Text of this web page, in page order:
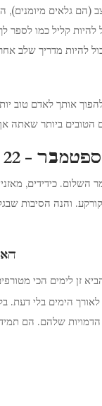
גלאים מיומנים),
להיות קליל כמו לספר
להיות מדריך שלב
אותך לאדם טוב
השלום. כידידים,
והנה הסיבות
זן לימים הכי
הימים בלי דעת.
שלהם. הם תמיד